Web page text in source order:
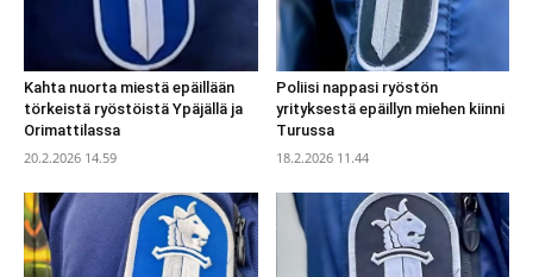
Kahta nuorta miestä epäillään
törkeistä ryöstöistä Ypäjällä ja
Orimattilassa
20.2.2026 14.59
Poliisi nappasi ryöstön
yrityksestä epäillyn miehen kiinni
Turussa
18.2.2026 11.44